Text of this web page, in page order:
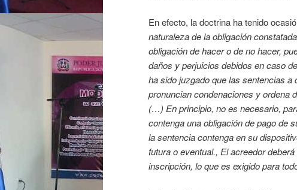
En efecto, la doctrina ha tenido
naturaleza de la obligación
obligación de hacer o de no hacer,
daños y perjuicios debidos en caso
ha sido juzgado que las sentencias
pronuncian condenaciones y ordena
(…) En principio, no es necesario,
contenga una obligación de pago de
la sentencia contenga en su
futura o eventual., El acreedor
inscripción, lo que es exigido para